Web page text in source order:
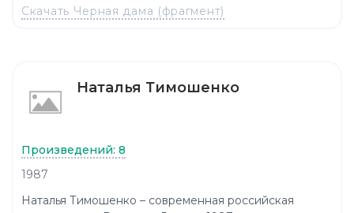
Скачать Черная дама (фрагмент)
Наталья Тимошенко
Произведений: 8
1987
Наталья Тимошенко – современная российская